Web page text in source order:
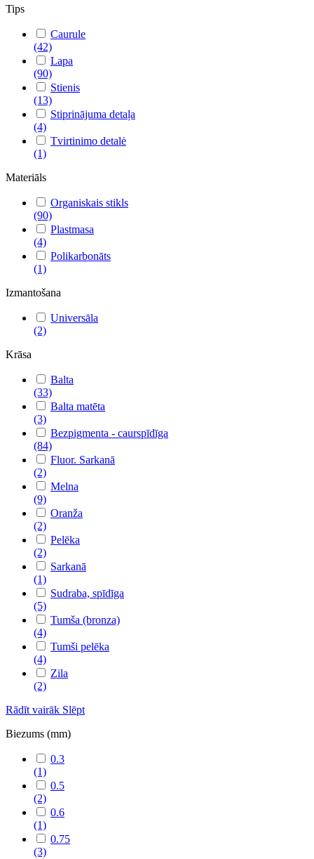
Tips
Caurule
(42)
Lapa
(90)
Stienis
(13)
Stiprinājuma detaļa
(4)
Tvirtinimo detalė
(1)
Materiāls
Organiskais stikls
(90)
Plastmasa
(4)
Polikarbonāts
(1)
Izmantošana
Universāla
(2)
Krāsa
Balta
(33)
Balta matēta
(3)
Bezpigmenta - caurspīdīga
(84)
Fluor. Sarkanā
(2)
Melna
(9)
Oranža
(2)
Pelēka
(2)
Sarkanā
(1)
Sudraba, spīdīga
(5)
Tumša (bronza)
(4)
Tumši pelēka
(4)
Zila
(2)
Rādīt vairāk Slēpt
Biezums (mm)
0.3
(1)
0.5
(2)
0.6
(1)
0.75
(3)